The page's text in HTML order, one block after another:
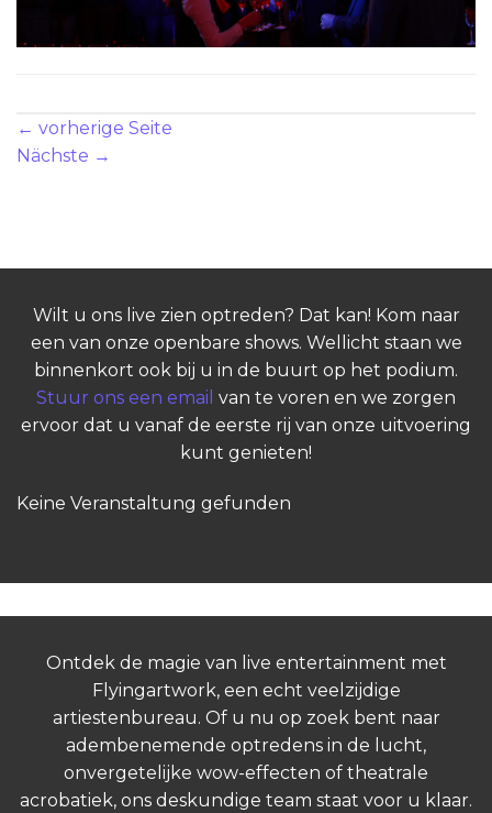
← vorherige Seite
Nächste →
Wilt u ons live zien optreden? Dat kan! Kom naar
een van onze openbare shows. Wellicht staan we
binnenkort ook bij u in de buurt op het podium.
Stuur ons een email van te voren en we zorgen
ervoor dat u vanaf de eerste rij van onze uitvoering
kunt genieten!
Keine Veranstaltung gefunden
Ontdek de magie van live entertainment met
Flyingartwork, een echt veelzijdige
artiestenbureau. Of u nu op zoek bent naar
adembenemende optredens in de lucht,
onvergetelijke wow-effecten of theatrale
acrobatiek, ons deskundige team staat voor u klaar.